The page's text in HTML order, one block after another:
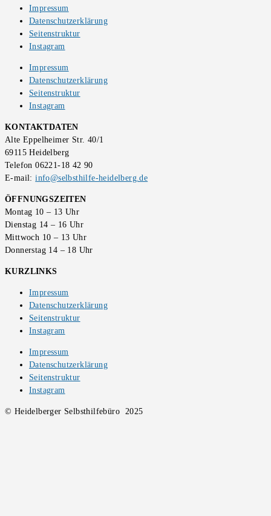
Impressum
Datenschutzerklärung
Seitenstruktur
Instagram
Impressum
Datenschutzerklärung
Seitenstruktur
Instagram
KONTAKTDATEN
Alte Eppelheimer Str. 40/1
69115 Heidelberg
Telefon 06221-18 42 90
E-mail:info@selbsthilfe-heidelberg.de
ÖFFNUNGSZEITEN
Montag 10 – 13 Uhr
Dienstag 14 – 16 Uhr
Mittwoch 10 – 13 Uhr
Donnerstag 14 – 18 Uhr
KURZLINKS
Impressum
Datenschutzerklärung
Seitenstruktur
Instagram
Impressum
Datenschutzerklärung
Seitenstruktur
Instagram
© Heidelberger Selbsthilfebüro 2025